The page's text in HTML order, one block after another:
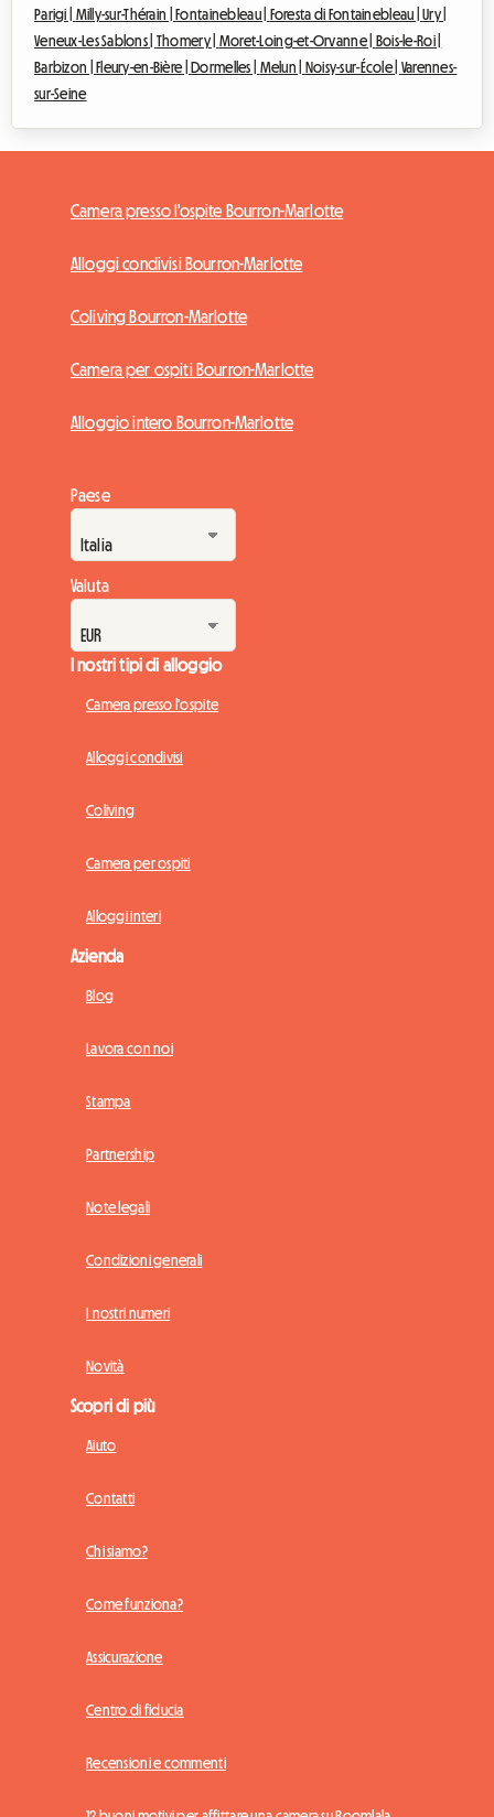
Parigi | Milly-sur-Thérain | Fontainebleau | Foresta di Fontainebleau |Ury |
Veneux-Les Sablons | Thomery | Moret-Loing-et-Orvanne |
Bois-le-Roi |
Barbizon |
Fleury-en-Bière | Dormelles | Melun | Noisy-sur-École | Varennes-
sur-Seine
Camera presso l'ospite Bourron-Marlotte
Alloggi condivisi Bourron-Marlotte
Coliving Bourron-Marlotte
Camera per ospiti Bourron-Marlotte
Alloggio intero Bourron-Marlotte
Paese
Valuta
I nostri tipi di alloggio
Camera presso l'ospite
Alloggi condivisi
Coliving
Camera per ospiti
Alloggi interi
Azienda
Blog
Lavora con noi
Stampa
Partnership
Note legali
Condizioni generali
I nostri numeri
Novità
Scopri di più
Aiuto
Contatti
Chi siamo?
Come funziona?
Assicurazione
Centro di fiducia
Recensioni e commenti